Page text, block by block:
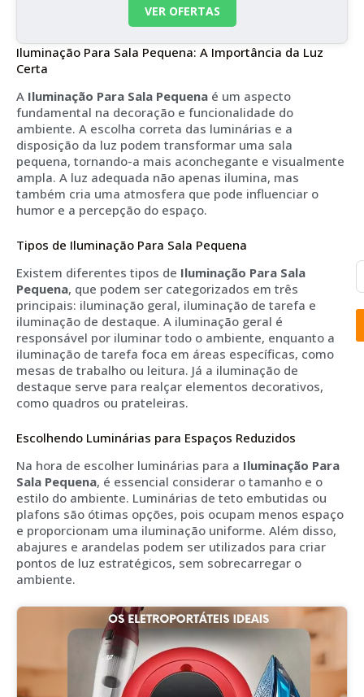
VER OFERTAS
Iluminação Para Sala Pequena: A Importância da Luz
Certa
A Iluminação Para Sala Pequena é um aspecto
fundamental na decoração e funcionalidade do
ambiente. A escolha correta das luminárias e a
disposição da luz podem transformar uma sala
pequena, tornando-a mais aconchegante e visualmente
ampla. A luz adequada não apenas ilumina, mas
também cria uma atmosfera que pode influenciar o
humor e a percepção do espaço.
Tipos de Iluminação Para Sala Pequena
Existem diferentes tipos de Iluminação Para Sala
Pequena, que podem ser categorizados em três
principais: iluminação geral, iluminação de tarefa e
iluminação de destaque. A iluminação geral é
responsável por iluminar todo o ambiente, enquanto a
iluminação de tarefa foca em áreas específicas, como
mesas de trabalho ou leitura. Já a iluminação de
destaque serve para realçar elementos decorativos,
como quadros ou prateleiras.
Escolhendo Luminárias para Espaços Reduzidos
Na hora de escolher luminárias para a Iluminação Para
Sala Pequena, é essencial considerar o tamanho e o
estilo do ambiente. Luminárias de teto embutidas ou
plafons são ótimas opções, pois ocupam menos espaço
e proporcionam uma iluminação uniforme. Além disso,
abajures e arandelas podem ser utilizados para criar
pontos de luz estratégicos, sem sobrecarregar o
ambiente.